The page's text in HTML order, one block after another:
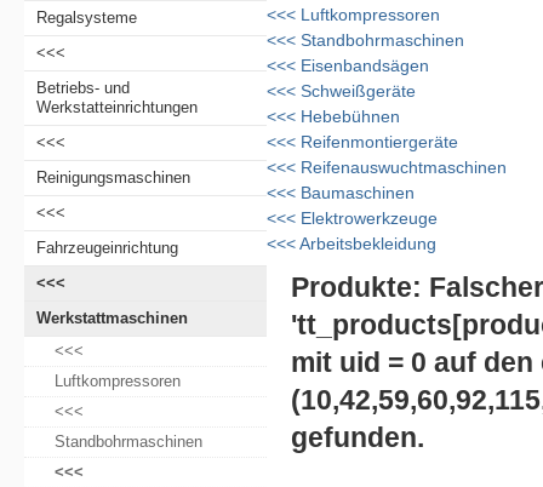
Regalsysteme
<<<
Betriebs- und
Werkstatteinrichtungen
<<<
Reinigungsmaschinen
<<<
Fahrzeugeinrichtung
<<<
Werkstattmaschinen
<<<
Luftkompressoren
<<<
Standbohrmaschinen
<<<
<<< Luftkompressoren
<<< Standbohrmaschinen
<<< Eisenbandsägen
<<< Schweißgeräte
<<< Hebebühnen
<<< Reifenmontiergeräte
<<< Reifenauswuchtmaschinen
<<< Baumaschinen
<<< Elektrowerkzeuge
<<<Arbeitsbekleidung
Produkte:
'tt_products[
mit uid = 0 auf den
(
gefunden.